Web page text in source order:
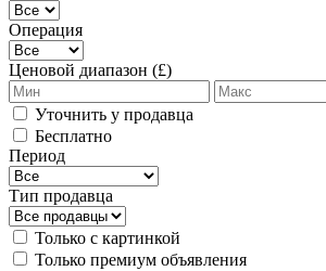
Операция
Ценовой диапазон (£)
Уточнить у продавца
Бесплатно
Период
Тип продавца
Только с картинкой
Только премиум объявления